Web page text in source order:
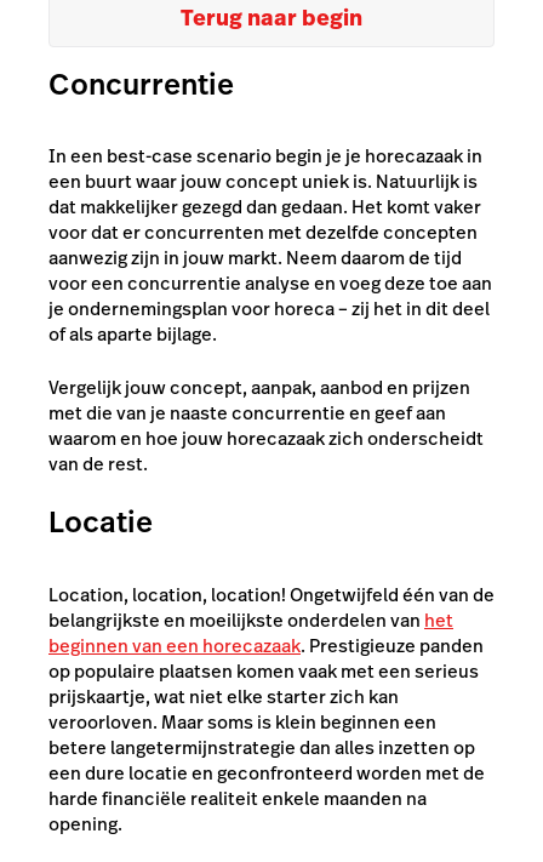
Terug naar begin
Concurrentie
In een best-case scenario begin je je horecazaak in
een buurt waar jouw concept uniek is. Natuurlijk is
dat makkelijker gezegd dan gedaan. Het komt vaker
voor dat er concurrenten met dezelfde concepten
aanwezig zijn in jouw markt. Neem daarom de tijd
voor een concurrentie analyse en voeg deze toe aan
je ondernemingsplan voor horeca – zij het in dit deel
of als aparte bijlage.
Vergelijk jouw concept, aanpak, aanbod en prijzen
met die van je naaste concurrentie en geef aan
waarom en hoe jouw horecazaak zich onderscheidt
van de rest.
Locatie
Location, location, location! Ongetwijfeld één van de
belangrijkste en moeilijkste onderdelen van het
beginnen van een horecazaak. Prestigieuze panden
op populaire plaatsen komen vaak met een serieus
prijskaartje, wat niet elke starter zich kan
veroorloven. Maar soms is klein beginnen een
betere langetermijnstrategie dan alles inzetten op
een dure locatie en geconfronteerd worden met de
harde financiële realiteit enkele maanden na
opening.